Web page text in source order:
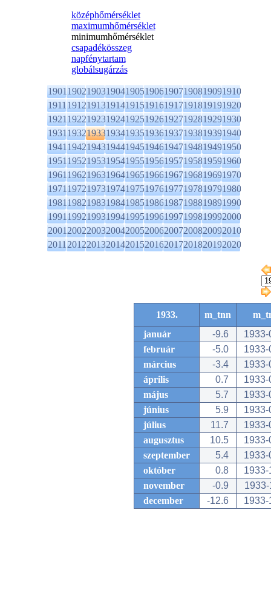
középhőmérséklet
maximumhőmérséklet
minimumhőmérséklet
csapadékösszeg
napfénytartam
globálsugárzás
1901190219031904190519061907190819091910
1911191219131914191519161917191819191920
1921192219231924192519261927192819291930
1931193219331934193519361937193819391940
1941194219431944194519461947194819491950
1951195219531954195519561957195819591960
1961196219631964196519661967196819691970
1971197219731974197519761977197819791980
1981198219831984198519861987198819891990
1991199219931994199519961997199819992000
2001200220032004200520062007200820092010
2011201220132014201520162017201820192020
1933. m_tnn
január
-9.6
1933-
február
-5.0
1933-
március
-3.4
1933-
április
0.7
1933-
május
5.7
1933-
június
5.9
1933-
július
11.7
1933-
augusztus
10.5
1933-
szeptember
5.4
1933-
október
0.8
1933-
november
-0.9
december
-12.6 1933-